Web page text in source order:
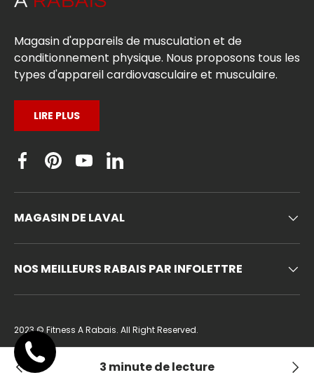
3 minute de lecture
Magasin d'appareils de musculation et de
conditionnement physique. Nous proposons tous les
types d'appareil cardiovasculaire et musculaire.
LIRE PLUS
Facebook
PinterestYouTubeLinkedin
MAGASIN DE LAVAL
NOS MEILLEURS RABAIS PAR INFOLETTRE
2023 © Fitness A Rabais. All Right Reserved.
Privacy Policy